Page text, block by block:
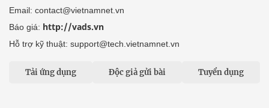
Email: contact@vietnamnet.vn
Báo giá: http://vads.vn
Hỗ trợ kỹ thuật: support@tech.vietnamnet.vn
Tải ứng dụng Độc giả gửi bài Tuyển dụng